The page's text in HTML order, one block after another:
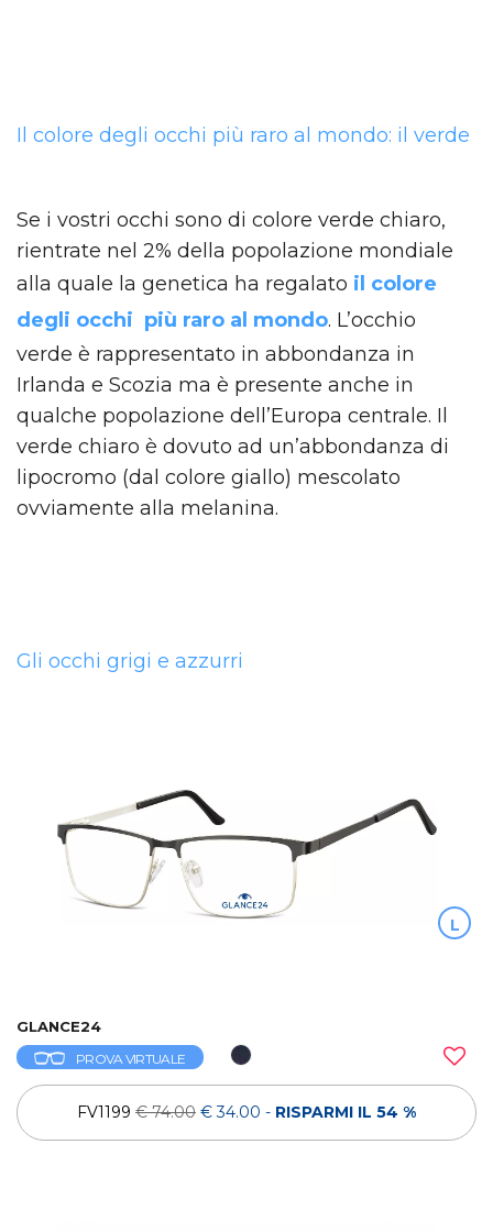
Il colore degli occhi più raro al mondo: il verde
Se i vostri occhi sono di colore verde chiaro,
rientrate nel 2% della popolazione mondiale
alla quale la genetica ha regalato il colore
degli occhi più raro al mondo. L’occhio
verde è rappresentato in abbondanza in
Irlanda e Scozia ma è presente anche in
qualche popolazione dell’Europa centrale. Il
verde chiaro è dovuto ad un’abbondanza di
lipocromo (dal colore giallo) mescolato
ovviamente alla melanina.
Gli occhi grigi e azzurri
L
GLANCE24
PROVA VIRTUALE
FV1199 € 74.00 € 34.00 - RISPARMI IL 54 %